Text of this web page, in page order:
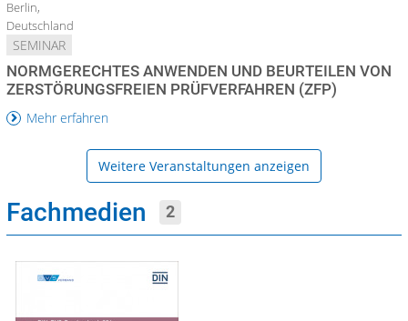
Berlin,
Deutschland
SEMINAR
NORMGERECHTES ANWENDEN UND BEURTEILEN VON
ZERSTÖRUNGSFREIEN PRÜFVERFAHREN (ZFP)
Mehr erfahren
Weitere Veranstaltungen anzeigen
Fachmedien 2